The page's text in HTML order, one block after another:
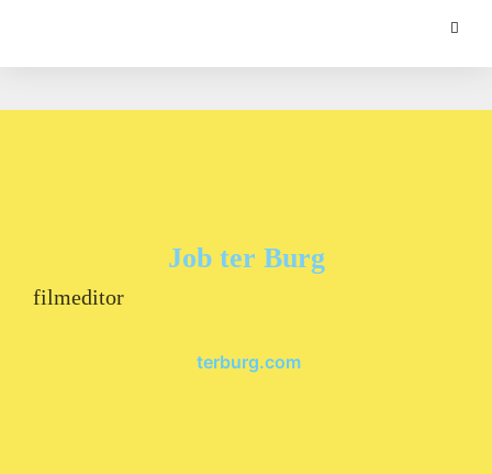
Job ter Burg
filmeditor
terburg.com